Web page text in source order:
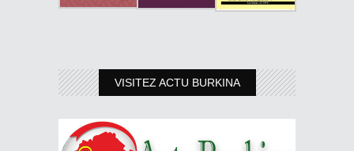
VISITEZ ACTU BURKINA